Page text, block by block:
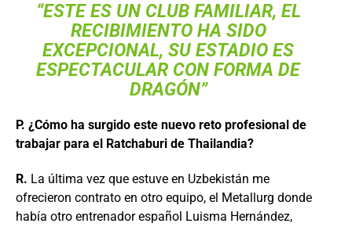
“ESTE ES UN CLUB FAMILIAR, EL
RECIBIMIENTO HA SIDO
EXCEPCIONAL, SU ESTADIO ES
ESPECTACULAR CON FORMA DE
DRAGÓN”
P. ¿Cómo ha surgido este nuevo reto profesional de
trabajar para el Ratchaburi de Thailandia?
R. La última vez que estuve en Uzbekistán me
ofrecieron contrato en otro equipo, el Metallurg donde
había otro entrenador español Luisma Hernández,